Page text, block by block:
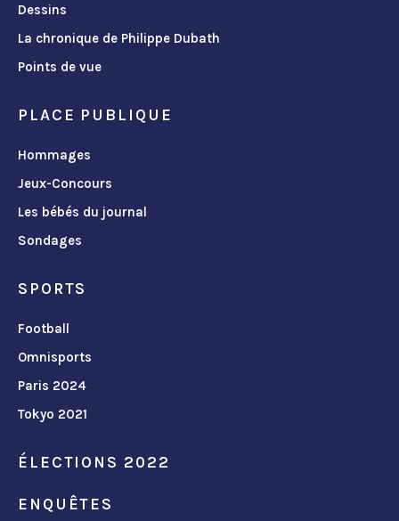
Dessins
La chronique de Philippe Dubath
Points de vue
PLACE PUBLIQUE
Hommages
Jeux-Concours
Les bébés du journal
Sondages
SPORTS
Football
Omnisports
Paris 2024
Tokyo 2021
ÉLECTIONS 2022
ENQUÊTES